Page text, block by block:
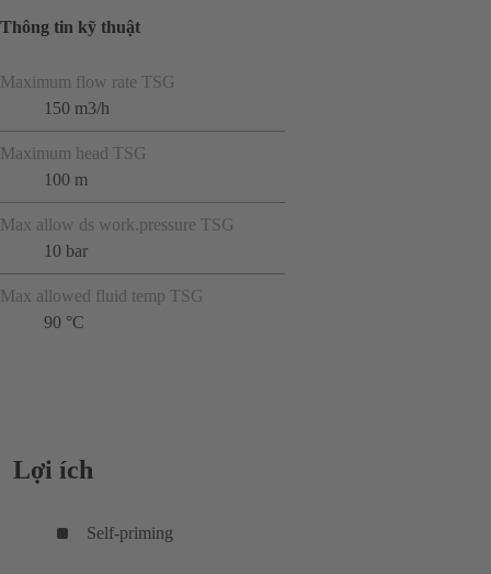
Thông tin kỹ thuật
Maximum flow rate TSG
150 m3/h
Maximum head TSG
100 m
Max allow ds work.pressure TSG
10 bar
Max allowed fluid temp TSG
90 °C
Lợi ích
Self-priming